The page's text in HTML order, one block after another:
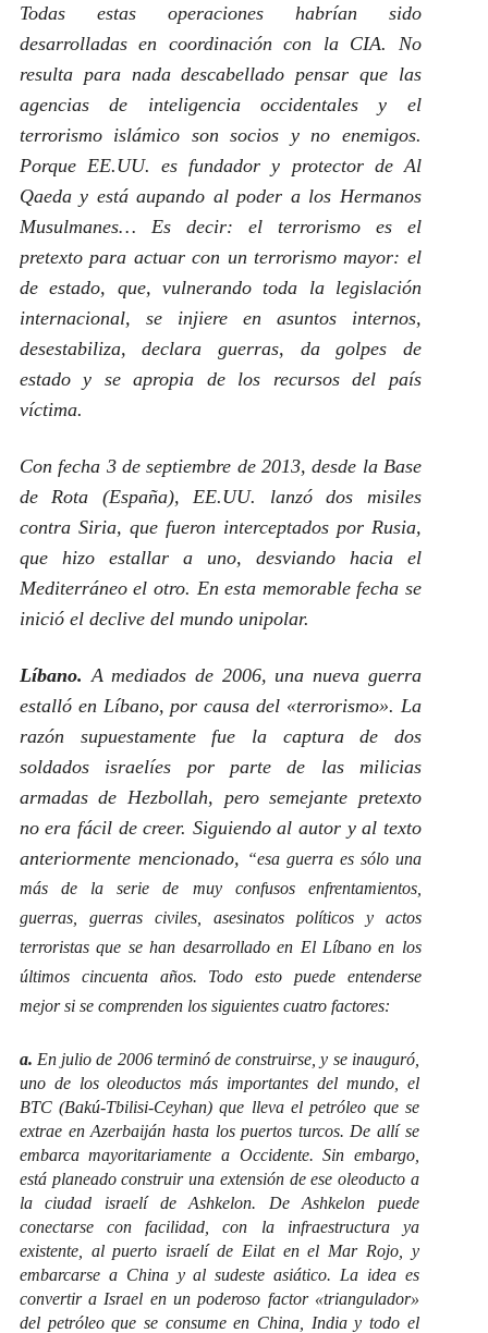
Todas estas operaciones habrían sido
desarrolladas en coordinación con la CIA. No
resulta para nada descabellado pensar que las
agencias de inteligencia occidentales y el
terrorismo islámi­co son socios y no enemigos.
Porque EE.UU. es fundador y protector de Al
Qaeda y está aupando al poder a los Hermanos
Musulmanes… Es decir: el terrorismo es el
pretexto para actuar con un terrorismo mayor: el
de estado, que, vulnerando toda la legislación
internacional, se injiere en asuntos internos,
desestabiliza, declara guerras, da golpes de
estado y se apropia de los recursos del país
víctima.
Con fecha 3 de septiembre de 2013, desde la Base
de Rota (España), EE.UU. lanzó dos misiles
contra Siria, que fueron interceptados por Rusia,
que hizo estallar a uno, desviando hacia el
Mediterráneo el otro. En esta memorable fecha se
inició el declive del mundo unipolar.
Líbano. A mediados de 2006, una nueva guerra
estalló en Líbano, por causa del «terrorismo». La
razón supuestamente fue la captura de dos
soldados israelíes por parte de las milicias
armadas de Hezbollah, pero semejante pretexto
no era fácil de creer. Siguiendo al autor y al texto
anteriormente mencionado,
“esa guerra es sólo una
más de la serie de muy confusos enfrentamientos,
guerras, guerras civiles, asesinatos políticos y actos
terroristas que se han desarrollado en El Líbano en los
últimos cincuenta años. Todo esto puede entenderse
mejor si se comprenden los siguientes cuatro factores:
a. En julio de 2006 terminó de construirse, y se inauguró,
uno de los oleoductos más importantes del mundo, el
BTC (Bakú-Tbilisi-Ceyhan) que lleva el petróleo que se
extrae en Azerbaiján hasta los puertos turcos. De allí se
embarca mayoritariamente a Occidente. Sin embargo,
está planeado construir una extensión de ese oleoducto a
la ciudad israelí de Ashkelon. De Ashkelon puede
conectarse con facilidad, con la infraestructura ya
existente, al puerto israelí de Eilat en el Mar Rojo, y
embarcarse a China y al sudeste asiático. La idea es
convertir a Israel en un poderoso factor «triangulador»
del petróleo que se consume en China, India y todo el